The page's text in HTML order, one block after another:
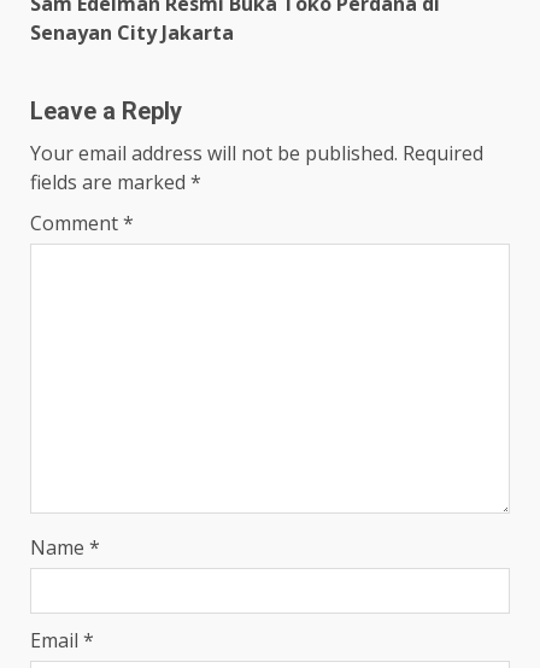
Senayan City Jakarta
Leave a Reply
Your email address will not be published. Required
fields are marked *
Comment*
Name *
Email *